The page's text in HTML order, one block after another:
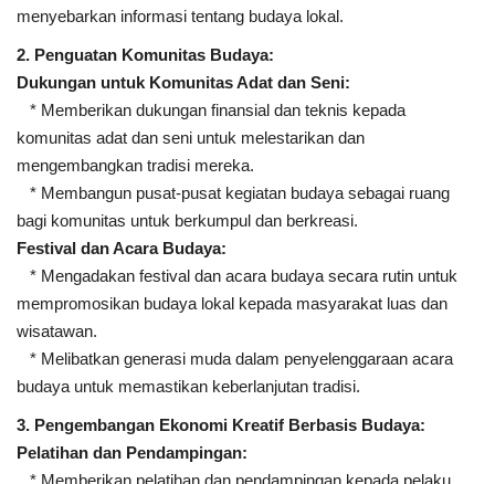
menyebarkan informasi tentang budaya lokal.
2. Penguatan Komunitas Budaya:
Dukungan untuk Komunitas Adat dan Seni:
* Memberikan dukungan finansial dan teknis kepada
komunitas adat dan seni untuk melestarikan dan
mengembangkan tradisi mereka.
* Membangun pusat-pusat kegiatan budaya sebagai ruang
bagi komunitas untuk berkumpul dan berkreasi.
Festival dan Acara Budaya:
* Mengadakan festival dan acara budaya secara rutin untuk
mempromosikan budaya lokal kepada masyarakat luas dan
wisatawan.
* Melibatkan generasi muda dalam penyelenggaraan acara
budaya untuk memastikan keberlanjutan tradisi.
3. Pengembangan Ekonomi Kreatif Berbasis Budaya:
Pelatihan dan Pendampingan: